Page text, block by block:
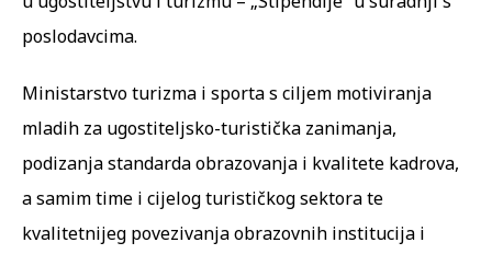
poslodavcima.
Ministarstvo turizma i sporta s ciljem motiviranja
mladih za ugostiteljsko-turistička zanimanja,
podizanja standarda obrazovanja i kvalitete kadrova,
a samim time i cijelog turističkog sektora te
kvalitetnijeg povezivanja obrazovnih institucija i